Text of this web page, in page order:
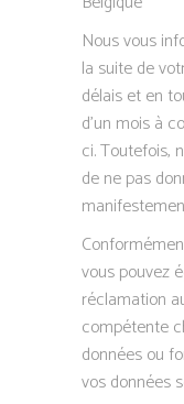
Nous vous
la suite de
délais et en
d’un mois à
ci. Toutefois,
de ne pas
vous pouvez
réclamation
compétente
données ou
vos données